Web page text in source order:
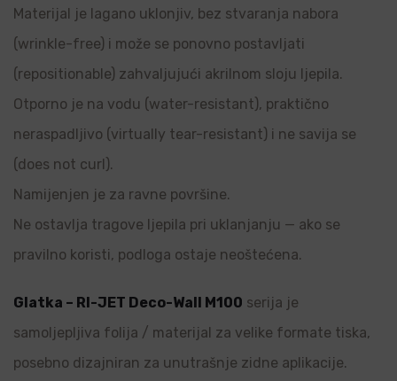
Materijal je lagano uklonjiv, bez stvaranja nabora
(wrinkle-free) i može se ponovno postavljati
(repositionable) zahvaljujući akrilnom sloju ljepila.
Otporno je na vodu (water-resistant), praktično
neraspadljivo (virtually tear-resistant) i ne savija se
(does not curl).
Namijenjen je za ravne površine.
Ne ostavlja tragove ljepila pri uklanjanju — ako se
pravilno koristi, podloga ostaje neoštećena.
Glatka – RI-JET Deco-Wall M100 serija je
samoljepljiva folija / materijal za velike formate tiska,
posebno dizajniran za unutrašnje zidne aplikacije.